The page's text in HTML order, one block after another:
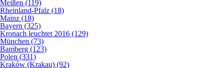
Meißen (119)
Rheinland-Pfalz (18)
Mainz (18)
Bayern (325)
Kronach leuchtet 2016 (129)
München (73)
Bamberg (123)
Polen (331)
Kraków (Krakau) (92)